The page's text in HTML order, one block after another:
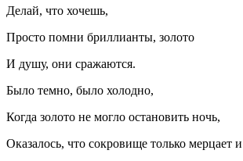
Делай, что хочешь,
Просто помни бриллианты, золото
И душу, они сражаются.
Было темно, было холодно,
Когда золото не могло остановить ночь,
Оказалось, что сокровище только мерцает